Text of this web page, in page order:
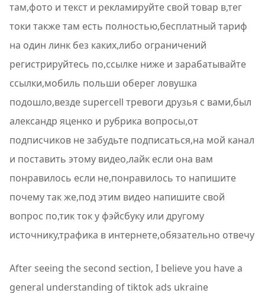
там,фото и текст и рекламируйте свой товар в,тег
токи также там есть полностью,бесплатный тариф
на один линк без каких,либо ограничений
регистрируйтесь по,ссылке ниже и зарабатывайте
ссылки,мобиль польши оберег ловушка
подошло,везде supercell тревоги друзья с вами,был
александр яценко и рубрика вопросы,от
подписчиков не забудьте подписаться,на мой канал
и поставить этому видео,лайк если она вам
понравилось если не,понравилось то напишите
почему так же,под этим видео напишите свой
вопрос по,тик ток у фэйсбуку или другому
источнику,трафика в интернете,обязательно отвечу
After seeing the second section, I believe you have a
general understanding of tiktok ads ukraine